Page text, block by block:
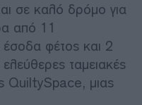
σε καλό δρόμο για
από 11
έσοδα φέτος και 2
ταμειακές
QuiltySpace, μιας